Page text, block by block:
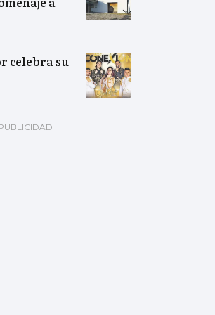
celebra su